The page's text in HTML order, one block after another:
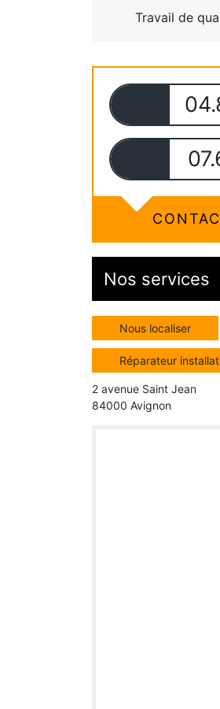
Travail de
Nos services
Nous localiser
Réparateur
2 avenue Saint Jean
84000 Avignon